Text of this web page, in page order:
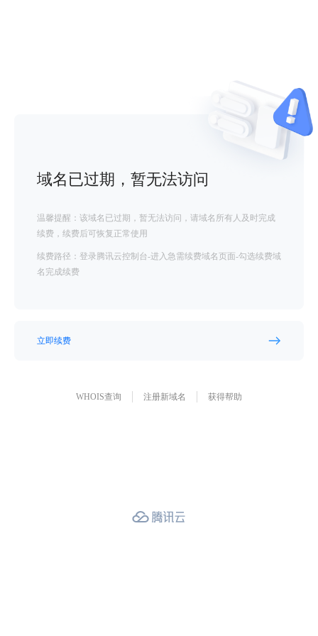
域名已过期，暂无法访问
温馨提醒：该域名已过期，暂无法访问，请域名所有人及时完成
续费，续费后可恢复正常使用
续费路径：登录腾讯云控制台-进入急需续费域名页面-勾选续费域
名完成续费
立即续费
WHOIS查询 注册新域名 获得帮助